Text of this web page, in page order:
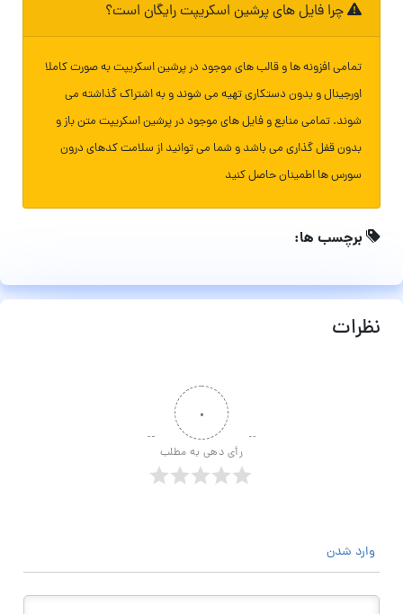
چرا فایل های پرشین اسکریپت رایگان است؟
تمامی افزونه ها و قالب های موجود در پرشین اسکریپت به صورت کاملا
اورجینال و بدون دستکاری تهیه می شوند و به اشتراک گذاشته می
شوند. تمامی منابع و فایل های موجود در پرشین اسکریپت متن باز و
بدون قفل گذاری می باشد و شما می توانید از سلامت کدهای درون
سورس ها اطمینان حاصل کنید
برچسب ها:
نظرات
۰
رأی دهی به مطلب
وارد شدن